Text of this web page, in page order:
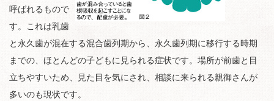
呼ばれるもので
す。これは乳歯
と永久歯が混在する混合歯列期から、永久歯列期に移行する時期
までの、ほとんどの子どもに見られる症状です。場所が前歯と目
立ちやすいため、見た目を気にされ、相談に来られる親御さんが
多いのも現状です。